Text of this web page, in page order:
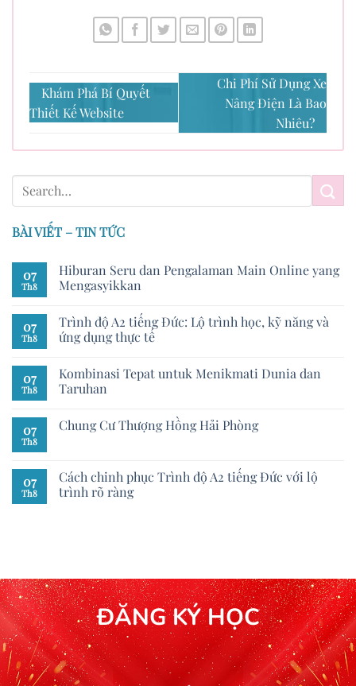
Khám Phá Bí Quyết
Thiết Kế Website
Chi Phí Sử Dụng Xe
Nâng Điện Là Bao
Nhiêu?
BÀI VIẾT – TIN TỨC
07
Th8
Hiburan Seru dan Pengalaman Main Online yang
Mengasyikkan
07
Th8
Trình độ A2 tiếng Đức: Lộ trình học, kỹ năng và
ứng dụng thực tế
07
Th8
Kombinasi Tepat untuk Menikmati Dunia dan
Taruhan
07
Th8
Chung Cư Thượng Hồng Hải Phòng
07
Th8
Cách chinh phục Trình độ A2 tiếng Đức với lộ
trình rõ ràng
ĐĂNG KÝ HỌC